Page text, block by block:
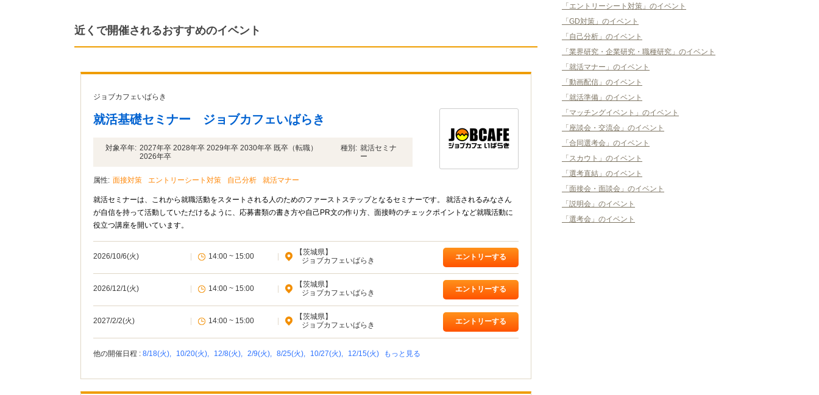
近くで開催されるおすすめのイベント
ジョブカフェいばらき
就活基礎セミナー ジョブカフェいばらき
対象卒年: 2027年卒 2028年卒 2029年卒 2030年卒 既卒（転職）
2026年卒
種別: 就活セミナ
ー
属性: 面接対策 エントリーシート対策 自己分析 就活マナー
就活セミナーは、これから就職活動をスタートされる人のためのファーストステップとなるセミナーです。 就活されるみなさん
が自信を持って活動していただけるように、応募書類の書き方や自己PR文の作り方、面接時のチェックポイントなど就職活動に
役立つ講座を開いています。
2026/10/6(火) 14:00 ~ 15:00
【茨城県】
ジョブカフェいばらき
エントリーする
2026/12/1(火) 14:00 ~ 15:00
【茨城県】
ジョブカフェいばらき
エントリーする
2027/2/2(火) 14:00 ~ 15:00
【茨城県】
ジョブカフェいばらき
エントリーする
他の開催日程 : 8/18(火), 10/20(火), 12/8(火), 2/9(火), 8/25(火), 10/27(火), 12/15(火) もっと見る
「エントリーシート対策」のイベント
「GD対策」のイベント
「自己分析」のイベント
「業界研究・企業研究・職種研究」のイベント
「就活マナー」のイベント
「動画配信」のイベント
「就活準備」のイベント
「マッチングイベント」のイベント
「座談会・交流会」のイベント
「合同選考会」のイベント
「スカウト」のイベント
「選考直結」のイベント
「面接会・面談会」のイベント
「説明会」のイベント
「選考会」のイベント